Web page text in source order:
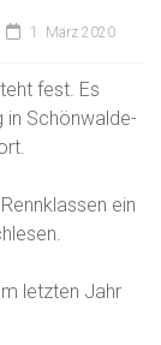
1. März 2020
fest. Es
in Schönwalde-
ein
letzten Jahr